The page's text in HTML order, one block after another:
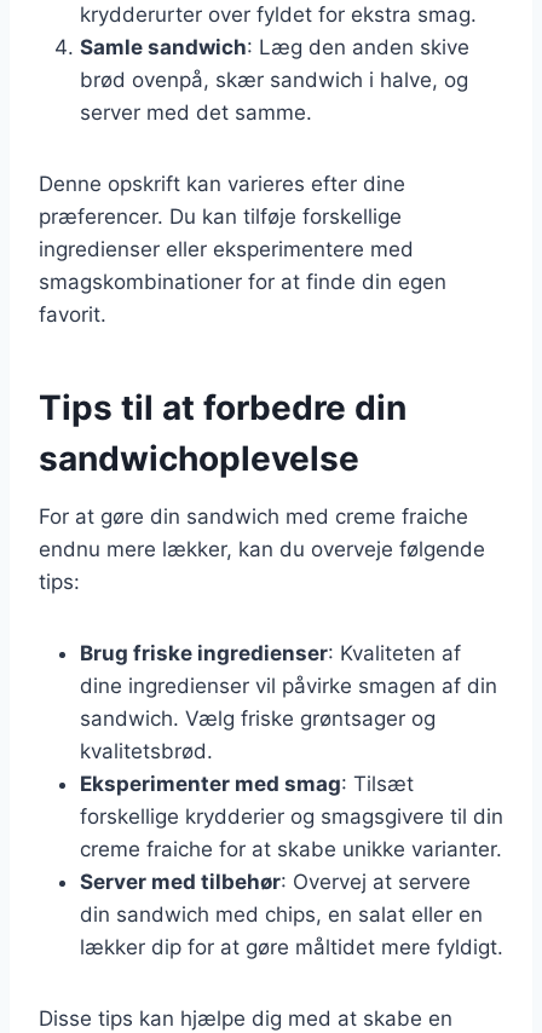
krydderurter over fyldet for ekstra smag.
Samle sandwich: Læg den anden skive
brød ovenpå, skær sandwich i halve, og
server med det samme.
Denne opskrift kan varieres efter dine
præferencer. Du kan tilføje forskellige
ingredienser eller eksperimentere med
smagskombinationer for at finde din egen
favorit.
Tips til at forbedre din
sandwichoplevelse
For at gøre din sandwich med creme fraiche
endnu mere lækker, kan du overveje følgende
tips:
Brug friske ingredienser: Kvaliteten af
dine ingredienser vil påvirke smagen af din
sandwich. Vælg friske grøntsager og
kvalitetsbrød.
Eksperimenter med smag: Tilsæt
forskellige krydderier og smagsgivere til din
creme fraiche for at skabe unikke varianter.
Server med tilbehør: Overvej at servere
din sandwich med chips, en salat eller en
lækker dip for at gøre måltidet mere fyldigt.
Disse tips kan hjælpe dig med at skabe en